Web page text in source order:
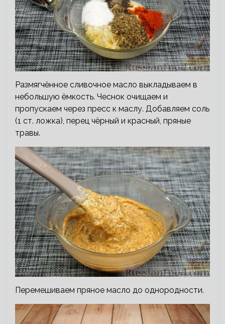
Размягчённое сливочное масло выкладываем в
небольшую ёмкость. Чеснок очищаем и
пропускаем через пресс к маслу. Добавляем соль
(1 ст. ложка), перец чёрный и красный, пряные
травы.
Перемешиваем пряное масло до однородности.